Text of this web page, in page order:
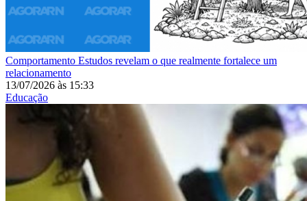
Comportamento Estudos revelam o que realmente fortalece um
relacionamento
13/07/2026 às 15:33
Educação